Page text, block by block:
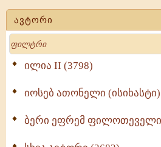
(723)
მოძღვრის ძალზე
მრევლისათვის (545)
Wisdomge (514)
ქადაგებანი გაბრიელ
სულიერი ცხოვრების
ნაწილი II (369)
ავტორი
Search
ილია II (3798)
იოსებ ათონელი (ისიხასტი)
ბერი ეფრემ ფილოთეველი